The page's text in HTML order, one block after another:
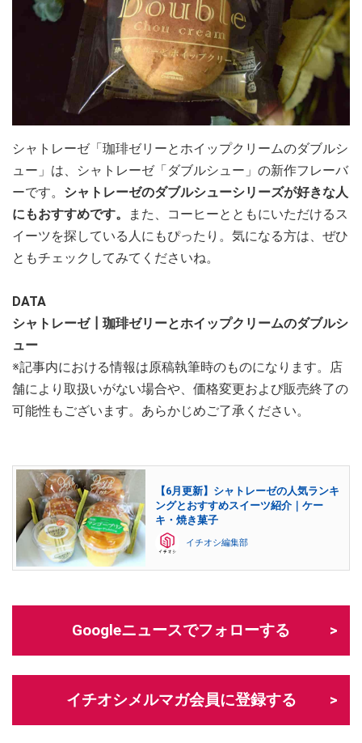
シャトレーゼ「珈琲ゼリーとホイップクリームのダブルシ
ュー」は、シャトレーゼ「ダブルシュー」の新作フレーバ
ーです。 シャトレーゼのダブルシューシリーズが好きな人
にもおすすめです。
また、コーヒーとともにいただけるス
イーツを探している人にもぴったり。気になる方は、ぜひ
ともチェックしてみてくださいね。
DATA
シャトレーゼ┃珈琲ゼリーとホイップクリームのダブルシ
ュー
※記事内における情報は原稿執筆時のものになります。店
舗により取扱いがない場合や、価格変更および販売終了の
可能性もございます。あらかじめご了承ください。
【6月更新】シャトレーゼの人気ランキ
ングとおすすめスイーツ紹介｜ケー
キ・焼き菓子
イチオシ編集部
Googleニュースでフォローする
イチオシメルマガ会員に登録する